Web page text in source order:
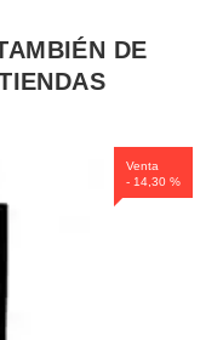
DE
Venta
- 14,30 %